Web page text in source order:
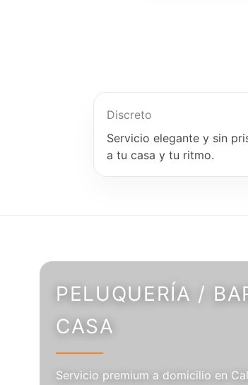
Discreto
Servicio elegante y sin
a tu casa y tu ritmo.
PELUQUERÍA /
CASA
Servicio premium a domicilio en